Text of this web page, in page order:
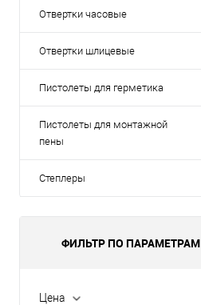
Отвертки часовые
Отвертки шлицевые
Пистолеты для герметика
Пистолеты для монтажной
пены
Степлеры
ФИЛЬТР ПО ПАРАМЕТРАМ
Цена